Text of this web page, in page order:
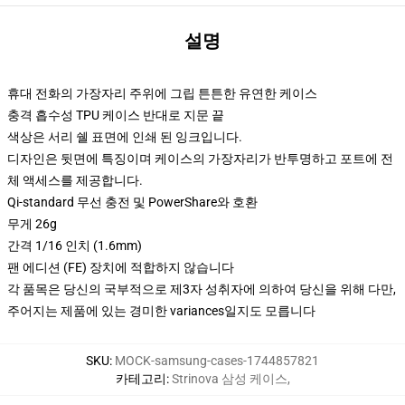
설명
휴대 전화의 가장자리 주위에 그립 튼튼한 유연한 케이스
충격 흡수성 TPU 케이스 반대로 지문 끝
색상은 서리 쉘 표면에 인쇄 된 잉크입니다.
디자인은 뒷면에 특징이며 케이스의 가장자리가 반투명하고 포트에 전
체 액세스를 제공합니다.
Qi-standard 무선 충전 및 PowerShare와 호환
무게 26g
간격 1/16 인치 (1.6mm)
팬 에디션 (FE) 장치에 적합하지 않습니다
각 품목은 당신의 국부적으로 제3자 성취자에 의하여 당신을 위해 다만,
주어지는 제품에 있는 경미한 variances일지도 모릅니다
SKU: MOCK-samsung-cases-1744857821
카테고리:Strinova 삼성 케이스,